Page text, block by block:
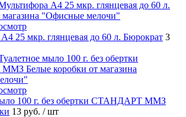
25 мкр. глянцевая до 60 л. Бюрократ 3
100 г. без обертки СТАНДАРТ ММЗ
13 руб. / шт